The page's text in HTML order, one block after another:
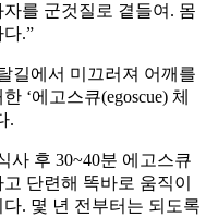
를 군것질로 곁들여. 몸
.”
길에서 미끄러져 어깨를
‘에고스큐(egoscue) 체
.
사 후 30~40분 에고스큐
단련해 똑바로 움직이
. 몇 년 전부터는 되도록